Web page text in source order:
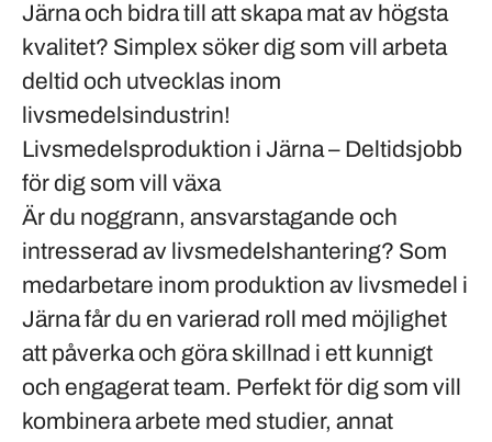
Järna och bidra till att skapa mat av högsta
kvalitet? Simplex söker dig som vill arbeta
deltid och utvecklas inom
livsmedelsindustrin!
Livsmedelsproduktion i Järna – Deltidsjobb
för dig som vill växa
Är du noggrann, ansvarstagande och
intresserad av livsmedelshantering? Som
medarbetare inom produktion av livsmedel i
Järna får du en varierad roll med möjlighet
att påverka och göra skillnad i ett kunnigt
och engagerat team. Perfekt för dig som vill
kombinera arbete med studier, annat